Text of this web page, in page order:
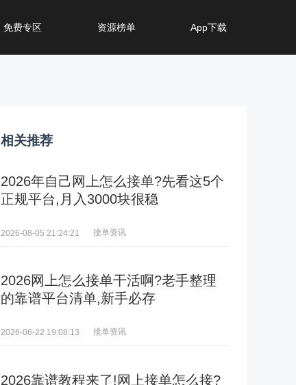
免费专区 资源榜单 App下载
相关推荐
2026年自己网上怎么接单?先看这5个
正规平台,月入3000块很稳
2026-08-05 21:24:21 接单资讯
2026网上怎么接单干活啊?老手整理
的靠谱平台清单,新手必存
2026-06-22 19:08:13 接单资讯
2026靠谱教程来了!网上接单怎么接?